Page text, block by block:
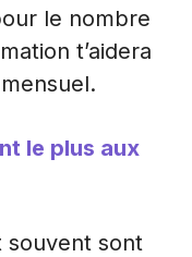
le nombre
t’aidera
le plus aux
souvent sont